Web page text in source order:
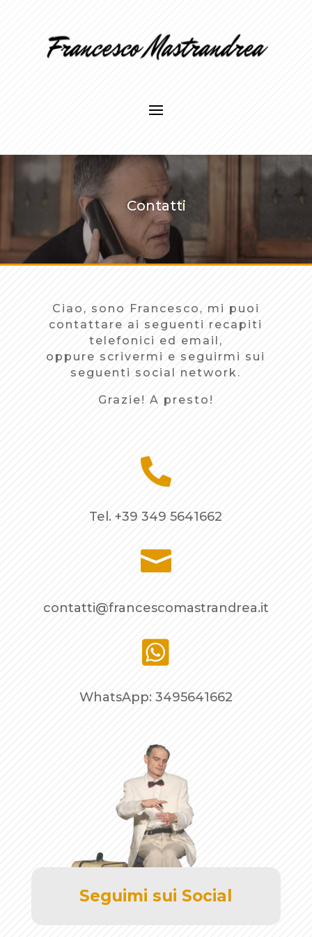
Contatti
Ciao, sono Francesco, mi puoi
contattare ai seguenti recapiti
telefonici ed email,
oppure scrivermi e seguirmi sui
seguenti social network.
Grazie! A presto!

Tel. +39 349 5641662

contatti@francescomastrandrea.it

WhatsApp: 3495641662
Seguimi sui Social